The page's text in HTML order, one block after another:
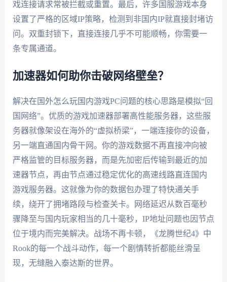
戏连接请求常被拦截或重置。最后，许多国服游戏本身
设置了严格的区域IP策略，检测到非国内IP就直接封堵访
问。双重封锁下，直接连接几乎不可能顺畅，你需要一
条专属通道。
加速器如何助你击破网络壁垒？
解决在国外怎么玩国内游戏PC问题的核心思路是模拟“回
国网络”。优质的游戏加速器部署高性能服务器，这些服
务器就像架设在海外的“虚拟桥梁”，一端连接你的设备，
另一端直通国内骨干网。你的游戏数据不再直接冲向被
严格监管的目标服务器，而是先加密后传输到最近的加
速器节点，再由节点通过稳定优化的高速线路直连国内
游戏服务器。这就像为你的数据包办理了特快通关手
续，绕开了拥堵路段与检查关卡。网络延迟从数百毫秒
骤降至与国内玩家相当的几十毫秒，IP地址问题也因节点
位于境内而完美解决。战场不再卡顿，《龙腾世纪4》中
Rook的每一个战斗动作，每一个剧情转折都能丝滑呈
现，无缝融入泰达斯的世界。